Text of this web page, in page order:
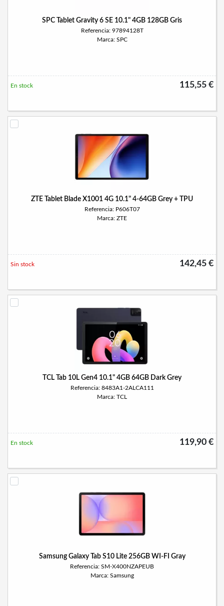
SPC Tablet Gravity 6 SE 10.1" 4GB 128GB Gris
Referencia: 97894128T
Marca: SPC
115,55 €
En stock
ZTE Tablet Blade X1001 4G 10.1" 4-64GB Grey + TPU
Referencia: P606T07
Marca: ZTE
142,45 €
Sin stock
TCL Tab 10L Gen4 10.1" 4GB 64GB Dark Grey
Referencia: 8483A1-2ALCA111
Marca: TCL
119,90 €
En stock
Samsung Galaxy Tab S10 Lite 256GB WI-FI Gray
Referencia: SM-X400NZAPEUB
Marca: Samsung